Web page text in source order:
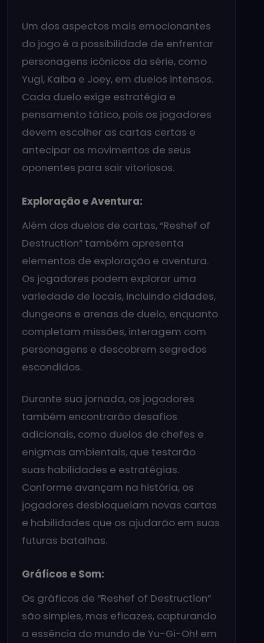
Um dos aspectos mais emocionantes
do jogo é a possibilidade de enfrentar
personagens icônicos da série, como
Yugi, Kaiba e Joey, em duelos intensos.
Cada duelo exige estratégia e
pensamento tático, pois os jogadores
devem escolher as cartas certas e
antecipar os movimentos de seus
oponentes para sair vitoriosos.
Exploração e Aventura:
Além dos duelos de cartas, “Reshef of
Destruction” também apresenta
elementos de exploração e aventura.
Os jogadores podem explorar uma
variedade de locais, incluindo cidades,
dungeons e arenas de duelo, enquanto
completam missões, interagem com
personagens e descobrem segredos
escondidos.
Durante sua jornada, os jogadores
também encontrarão desafios
adicionais, como duelos de chefes e
enigmas ambientais, que testarão
suas habilidades e estratégias.
Conforme avançam na história, os
jogadores desbloqueiam novas cartas
e habilidades que os ajudarão em suas
futuras batalhas.
Gráficos e Som:
Os gráficos de “Reshef of Destruction”
são simples, mas eficazes, capturando
a essência do mundo de Yu-Gi-Oh! em